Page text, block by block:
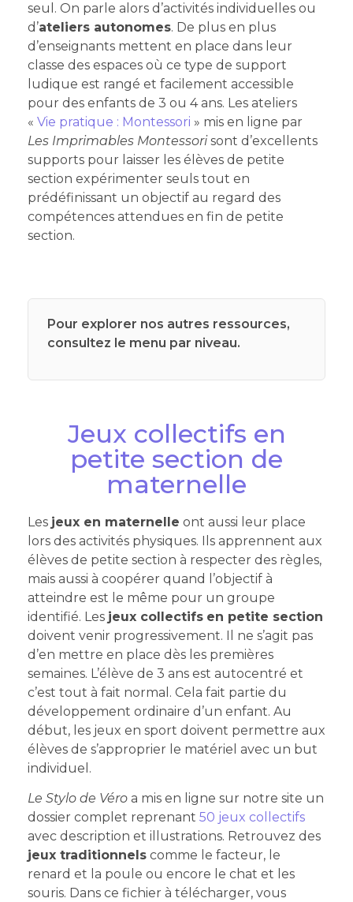
seul. On parle alors d’activités individuelles ou
d’ateliers autonomes. De plus en plus
d’enseignants mettent en place dans leur
classe des espaces où ce type de support
ludique est rangé et facilement accessible
pour des enfants de 3 ou 4 ans. Les ateliers
« Vie pratique : Montessori » mis en ligne par
Les Imprimables Montessori sont d’excellents
supports pour laisser les élèves de petite
section expérimenter seuls tout en
prédéfinissant un objectif au regard des
compétences attendues en fin de petite
section.
Pour explorer nos autres ressources,
consultez le menu par niveau.
Jeux collectifs en
petite section de
maternelle
Les jeux en maternelle ont aussi leur place
lors des activités physiques. Ils apprennent aux
élèves de petite section à respecter des règles,
mais aussi à coopérer quand l’objectif à
atteindre est le même pour un groupe
identifié. Les jeux collectifs en petite section
doivent venir progressivement. Il ne s’agit pas
d’en mettre en place dès les premières
semaines. L’élève de 3 ans est autocentré et
c’est tout à fait normal. Cela fait partie du
développement ordinaire d’un enfant. Au
début, les jeux en sport doivent permettre aux
élèves de s’approprier le matériel avec un but
individuel.
Le Stylo de Véro a mis en ligne sur notre site un
dossier complet reprenant 50 jeux collectifs
avec description et illustrations. Retrouvez des
jeux traditionnels comme le facteur, le
renard et la poule ou encore le chat et les
souris. Dans ce fichier à télécharger, vous